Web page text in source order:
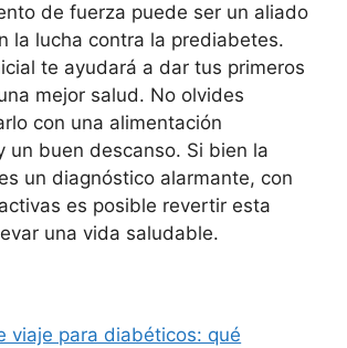
de fuerza puede ser un aliado
la lucha contra la prediabetes.
te ayudará a dar tus primeros
mejor salud. No olvides
con una alimentación
un buen descanso. Si bien la
un diagnóstico alarmante, con
es posible revertir esta
una vida saludable.
viaje para diabéticos: qué